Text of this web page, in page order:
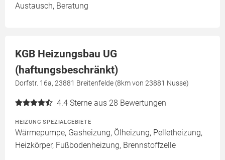
Austausch, Beratung
KGB Heizungsbau UG
(haftungsbeschränkt)
Dorfstr. 16a, 23881 Breitenfelde (8km von 23881 Nusse)
4.4 Sterne aus 28 Bewertungen
HEIZUNG SPEZIALGEBIETE
Wärmepumpe, Gasheizung, Ölheizung, Pelletheizung,
Heizkörper, Fußbodenheizung, Brennstoffzelle